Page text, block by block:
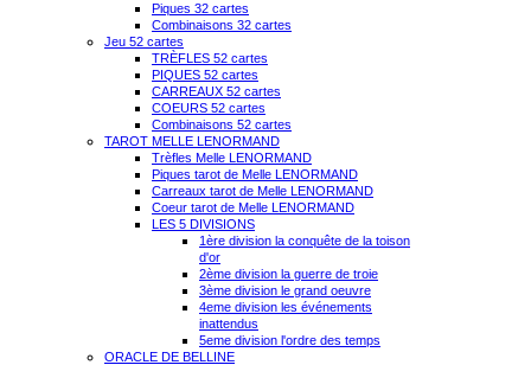
Piques 32 cartes
Combinaisons 32 cartes
Jeu 52 cartes
TRÈFLES 52 cartes
PIQUES 52 cartes
CARREAUX 52 cartes
COEURS 52 cartes
Combinaisons 52 cartes
TAROT MELLE LENORMAND
Trèfles Melle LENORMAND
Piques tarot de Melle LENORMAND
Carreaux tarot de Melle LENORMAND
Coeur tarot de Melle LENORMAND
LES 5 DIVISIONS
1ère division la conquête de la toison
d'or
2ème division la guerre de troie
3ème division le grand oeuvre
4eme division les événements
inattendus
5eme division l'ordre des temps
ORACLE DE BELLINE